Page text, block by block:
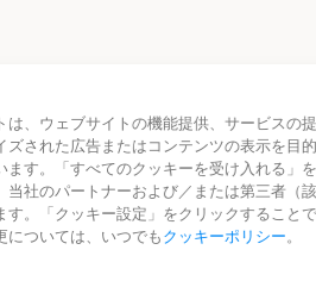
ー クッキー設定
は、ウェブサイトの機能提供、サービスの
ズされた広告またはコンテンツの表示を目
ます。「すべてのクッキーを受け入れる」
当社のパートナーおよび／または第三者（
す。「クッキー設定」をクリックすること
については、いつでもクッキーポリシー。